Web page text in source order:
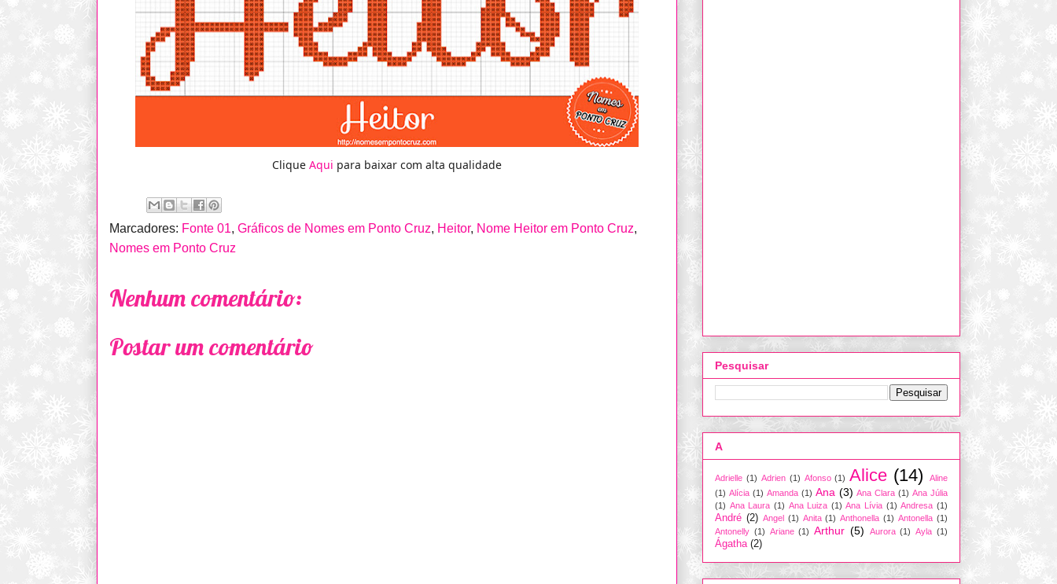
Clique Aqui para baixar com alta qualidade
Marcadores: Fonte 01, Gráficos de Nomes em Ponto Cruz, Heitor, Nome Heitor em Ponto Cruz,
Nomes em Ponto Cruz
Nenhum comentário:
Postar um comentário
Pesquisar
A
Adrielle (1) Adrien (1) Afonso (1) Alice (14)
Aline
(1) Alícia (1) Amanda (1) Ana (3) Ana Clara (1) Ana Júlia
(1) Ana Laura (1) Ana Luiza (1) Ana Lívia (1) Andresa (1)
André (2) Angel (1) Anita (1) Anthonella (1) Antonella (1)
Antonelly (1) Ariane (1) Arthur (5) Aurora (1) Ayla (1)
Ágatha (2)